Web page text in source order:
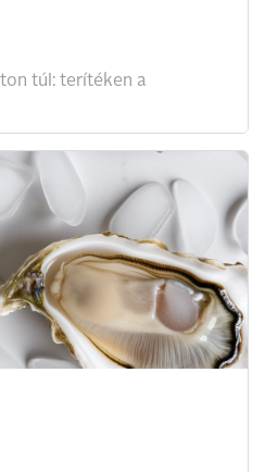
túl: terítéken a